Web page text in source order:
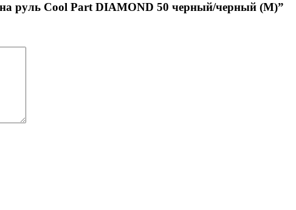
руль Cool Part DIAMOND 50 черный/черный (M)”